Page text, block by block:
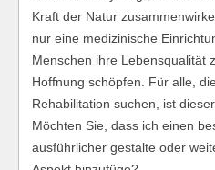
Kraft der Natur
nur eine medizinische
Menschen ihre Lebensqualität
Hoffnung schöpfen. Für alle,
Rehabilitation suchen, ist
Möchten Sie, dass ich einen
ausführlicher gestalte oder